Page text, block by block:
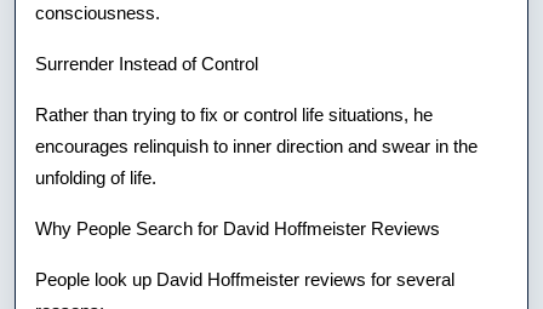
consciousness.
Surrender Instead of Control
Rather than trying to fix or control life situations, he
encourages relinquish to inner direction and swear in the
unfolding of life.
Why People Search for David Hoffmeister Reviews
People look up David Hoffmeister reviews for several